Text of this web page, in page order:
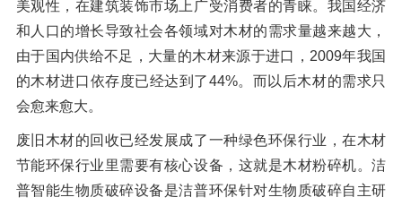
美观性，在建筑装饰市场上广受消费者的青睐。我国经济
和人口的增长导致社会各领域对木材的需求量越来越大，
由于国内供给不足，大量的木材来源于进口，2009年我国
的木材进口依存度已经达到了44%。而以后木材的需求只
会愈来愈大。
废旧木材的回收已经发展成了一种绿色环保行业，在木材
节能环保行业里需要有核心设备，这就是木材粉碎机。洁
普智能生物质破碎设备是洁普环保针对生物质破碎自主研